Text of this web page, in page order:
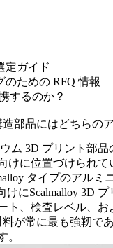
定ガイド
のための RFQ 情報
するのか？
部品にはどちらの
ム 3D プリント部
けに位置づけられ
タイプのアル
けにScalmalloy 3D
、検査レベル、
が常に最も強靭
。